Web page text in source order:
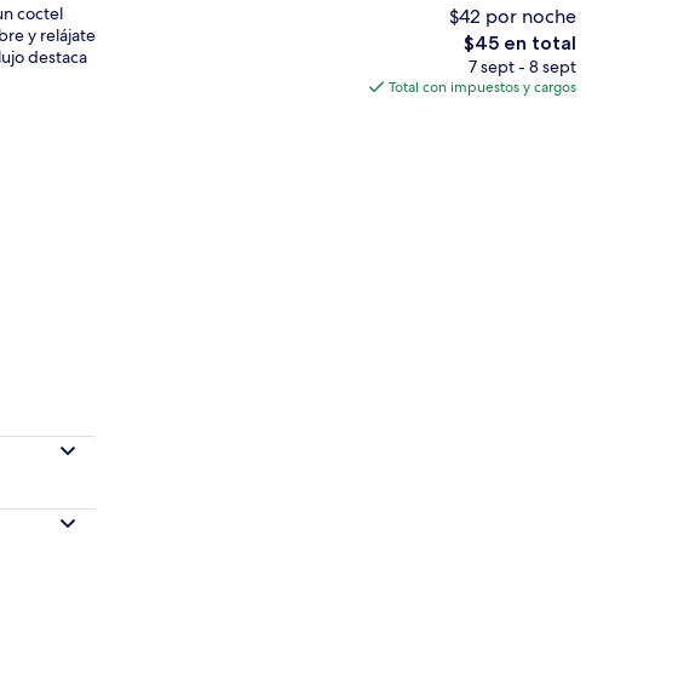
3 albercas al aire libre, sombrillas en
coctel
y relájate
destaca
$42 por noche
El
precio
total
$45 en total
7 sept - 8 sept
Total con impuestos y cargos